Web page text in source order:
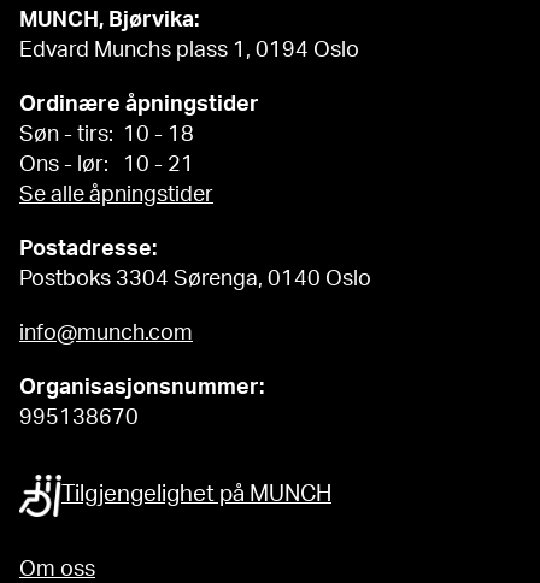
MUNCH, Bjørvika:
Edvard Munchs plass 1, 0194 Oslo
Ordinære åpningstider
Søn - tirs: 10 - 18
Ons - lør: 10 - 21
Se alle åpningstider
Postadresse:
Postboks 3304 Sørenga, 0140 Oslo
info@munch.com
Organisasjonsnummer:
995138670
Tilgjengelighet på MUNCH
Om oss